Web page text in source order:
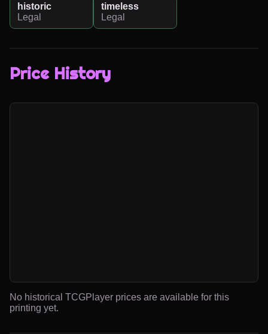
historic
Legal
timeless
Legal
Price History
No historical TCGPlayer prices are available for this
printing yet.